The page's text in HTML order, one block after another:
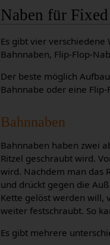
Naben für
Es gibt vier
Bahnnaben, Flip-Flop-
Der beste möglich
Bahnnabe oder eine Flip-
Bahnnaben
Bahnnaben haben zwei
Ritzel geschraubt wird.
wird. Nachdem man das
und drückt gegen die
Kette gelöst werden will,
weiter festschraubt. So
Es gibt mehrere